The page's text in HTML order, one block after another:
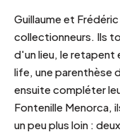
Guillaume et
collectionneurs. Ils
d'un lieu, le retapent
life, une parenthèse
ensuite compléter
Fontenille Menorca,
un peu plus loin :